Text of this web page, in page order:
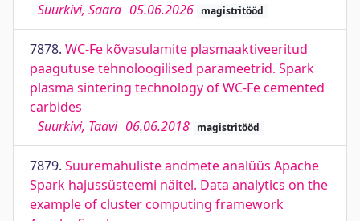
Suurkivi, Saara 05.06.2026 magistritööd
7878. WC-Fe kõvasulamite plasmaaktiveeritud
paagutuse tehnoloogilised parameetrid. Spark
plasma sintering technology of WC-Fe cemented
carbides
Suurkivi, Taavi 06.06.2018 magistritööd
7879. Suuremahuliste andmete analüüs Apache
Spark hajussüsteemi näitel. Data analytics on the
example of cluster computing framework